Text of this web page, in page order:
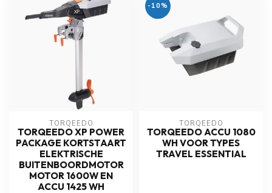
TORQEEDO
TORQEEDO XP POWER
PACKAGE KORTSTAART
ELEKTRISCHE
BUITENBOORDMOTOR
MOTOR 1600W EN
ACCU 1425 WH
-10%
TORQEEDO
TORQEEDO ACCU 1080
WH VOOR TYPES
TRAVEL ESSENTIAL